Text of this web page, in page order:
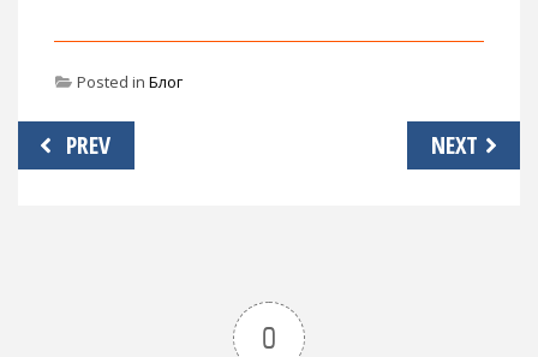
Posted in Блог
Навигация
по
PREV NEXT
0